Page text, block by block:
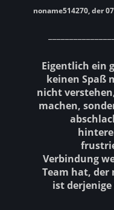
noname514270, der
Eigentlich ein
keinen Spaß
nicht
machen,
Verbindung
Team hat,
ist